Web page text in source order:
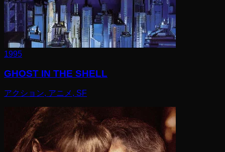
1995
GHOST IN THE SHELL
アクション, アニメ, SF